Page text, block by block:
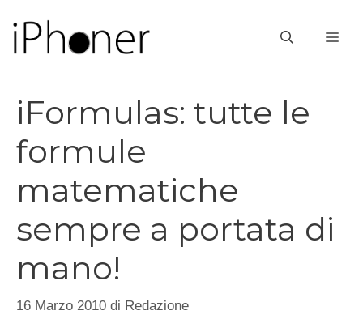
contenuto
iFormulas: tutte le
formule
matematiche
sempre a portata di
mano!
16 Marzo 2010 di Redazione